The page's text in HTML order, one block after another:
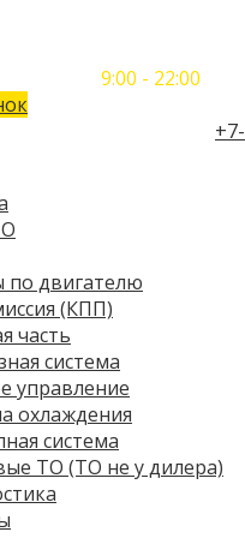
9:00 - 22:00
+7-
по двигателю
(КПП)
часть
система
управление
охлаждения
система
ТО (ТО не у дилера)